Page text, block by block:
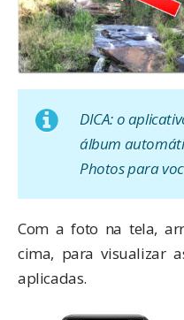
DICA: o
álbum
Photos para
Com a foto na tela,
cima, para visualizar
aplicadas.